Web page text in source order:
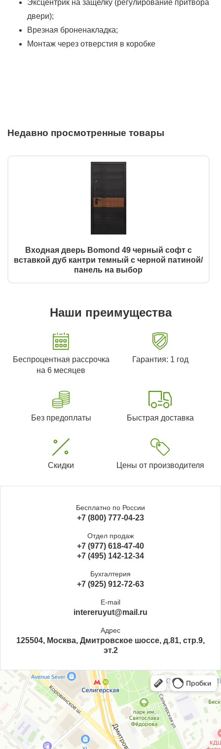
Эксцентрик на защелку (регулирование притвора
двери);
Врезная броненакладка;
Монтаж через отверстия в коробке
Недавно просмотренные товары
Входная дверь Bomond 49 черный софт с
вставкой дуб кантри темный с черной патиной/
панель на выбор
Наши преимущества
Беспроцентная рассрочка
на 6 месяцев
Гарантия: 1 год
Без предоплаты Быстрая доставка
Скидки Цены от производителя
Бесплатно по России
+7 (800) 777-04-23
Отдел продаж
+7 (977) 618-47-40
+7 (495) 142-12-34
Бухгалтерия
+7 (925) 912-72-63
E-mail
intereruyut@mail.ru
Адрес
125504, Москва, Дмитровское шоссе, д.81, стр.9,
эт.2